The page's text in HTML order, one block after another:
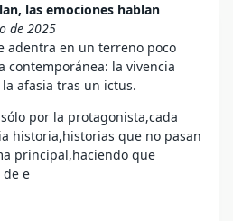
las emociones hablan
de 2025
adentra en un terreno poco
contemporánea: la vivencia
afasia tras un ictus.
por la protagonista,cada
historia,historias que no pasan
principal,haciendo que
de e